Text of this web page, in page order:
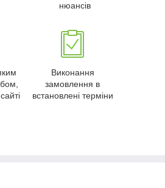
нюансів
Виконання
замовлення в
встановлені терміни